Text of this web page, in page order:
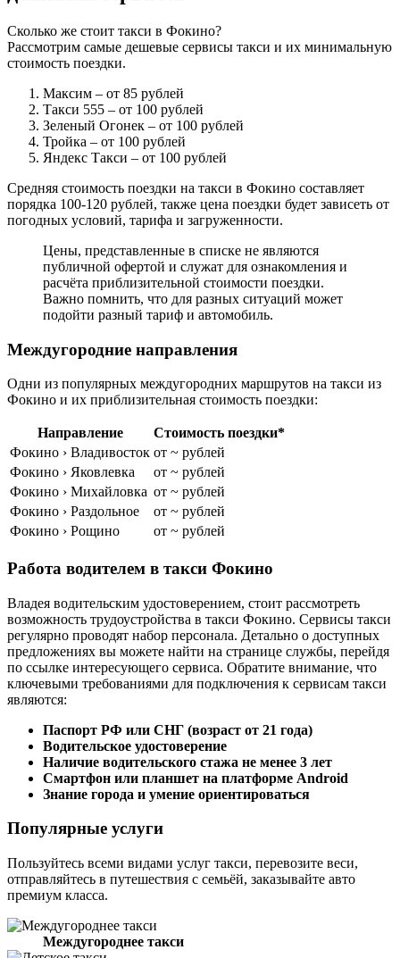
Сколько же стоит такси в Фокино?
Рассмотрим самые дешевые сервисы такси и их минимальную
стоимость поездки.
Максим – от 85 рублей
Такси 555 – от 100 рублей
Зеленый Огонек – от 100 рублей
Тройка – от 100 рублей
Яндекс Такси – от 100 рублей
Средняя стоимость поездки на такси в Фокино составляет
порядка 100-120 рублей, также цена поездки будет зависеть от
погодных условий, тарифа и загруженности.
Цены, представленные в списке не являются
публичной офертой и служат для ознакомления и
расчёта приблизительной стоимости поездки.
Важно помнить, что для разных ситуаций может
подойти разный тариф и автомобиль.
Междугородние направления
Одни из популярных междугородних маршрутов на такси из
Фокино и их приблизительная стоимость поездки:
Направление
Стоимость поездки*
Фокино › Владивосток от ~ рублей
Фокино › Яковлевка
от ~ рублей
Фокино › Михайловка от ~ рублей
Фокино › Раздольное
от ~ рублей
Фокино › Рощино
от ~ рублей
Работа водителем в такси Фокино
Владея водительским удостоверением, стоит рассмотреть
возможность трудоустройства в такси Фокино. Сервисы такси
регулярно проводят набор персонала. Детально о доступных
предложениях вы можете найти на странице службы, перейдя
по ссылке интересующего сервиса. Обратите внимание, что
ключевыми требованиями для подключения к сервисам такси
являются:
Паспорт РФ или СНГ (возраст от 21 года)
Водительское удостоверение
Наличие водительского стажа не менее 3 лет
Смартфон или планшет на платформе Android
Знание города и умение ориентироваться
Популярные услуги
Пользуйтесь всеми видами услуг такси, перевозите веси,
отправляйтесь в путешествия с семьёй, заказывайте авто
премиум класса.
Междугороднее такси